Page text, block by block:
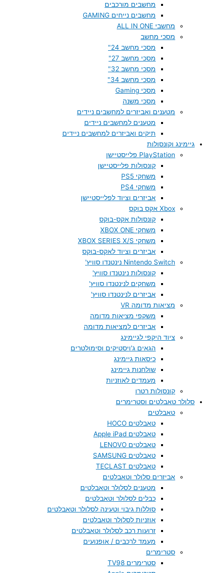
מחשבים מורכבים
מחשבים נייחים GAMING
מחשבי ALL IN ONE
מסכי מחשב
מסכי מחשב 24"
מסכי מחשב 27"
מסכי מחשב 32"
מסכי מחשב 34"
מסכי Gaming
מסכי משנה
מטענים ואביזרים למחשבים ניידים
מטענים למחשבים ניידים
תיקים ואביזרים למחשבים ניידים
גיימינג וקונסולות
PlayStation פלייסטיישן
קונסולות פלייסטיישן
משחקי PS5
משחקי PS4
אביזרים וציוד לפלייסטיישן
Xbox אקס בוקס
קונסולות אקס-בוקס
משחקי XBOX ONE
משחקי XBOX SERIES X/S
אביזרים וציוד לאקס-בוקס
Nintendo Switch נינטנדו סוויץ'
קונסולות נינטנדו סוויץ'
משחקים לנינטנדו סוויץ'
אביזרים לנינטנדו סוויץ'
מציאות מדומה VR
משקפי מציאות מדומה
אביזרים למציאות מדומה
ציוד היקפי לגיימינג
הגאים ג'ויסטיקים וסימולטרים
כיסאות גיימינג
שולחנות גיימינג
מעמדים לאוזניות
קונסולות רטרו
סלולר טאבלטים וסטרימרים
טאבלטים
טאבלטים HOCO
טאבלטים Apple iPad
טאבלטים LENOVO
טאבלטים SAMSUNG
טאבלטים TECLAST
אביזרים סלולר וטאבלטים
מטענים לסלולר וטאבלטים
כבלים לסלולר וטאבלטים
סוללות גיבוי וטעינה לסלולר וטאבלטים
אוזניות לסלולר וטאבלטים
זרועות רכב לסלולר וטאבלטים
מעמד לרכבים / אופנועים
סטרימרים
סטרימרים TV98